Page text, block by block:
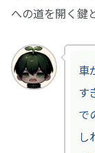
への道を開く鍵
車
す
で
し